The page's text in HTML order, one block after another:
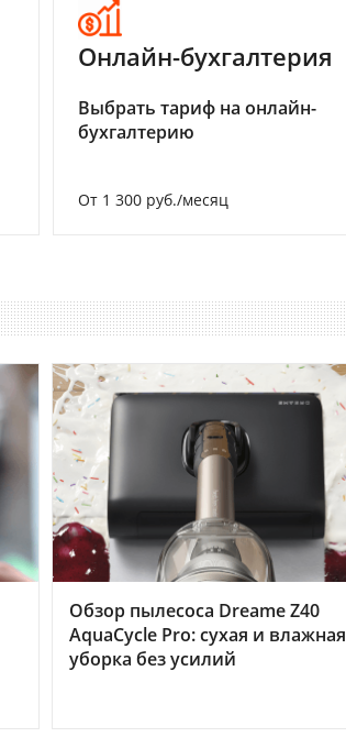
Онлайн-бухгалтерия
Выбрать тариф на онлайн-
бухгалтерию
От 1 300 руб./месяц
Обзор пылесоса Dreame Z40
AquaCycle Pro: сухая и влажная
уборка без усилий